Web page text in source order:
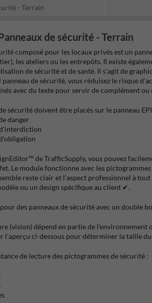
- Terrain
de sécurité - Terrain
composé pour les locaux privés est un
les ateliers ou les entrepôts. Il existe
de sécurité et de santé. Il s'agit de
de sécurité, vous réduisez le risque
avec du texte pour servir de complément
sécurité doivent être placés sur le panneau
danger
de TrafficSupply, vous pouvez
Le module fonctionne avec les
reste clair et l'aspect professionnel à
ou un design spécifique au client ✔.
des panneaux de sécurité avec un double
(vision) dépend en partie de l'environnement
l'aperçu ci-dessous pour déterminer la taille du
de lecture des pictogrammes de sécurité :